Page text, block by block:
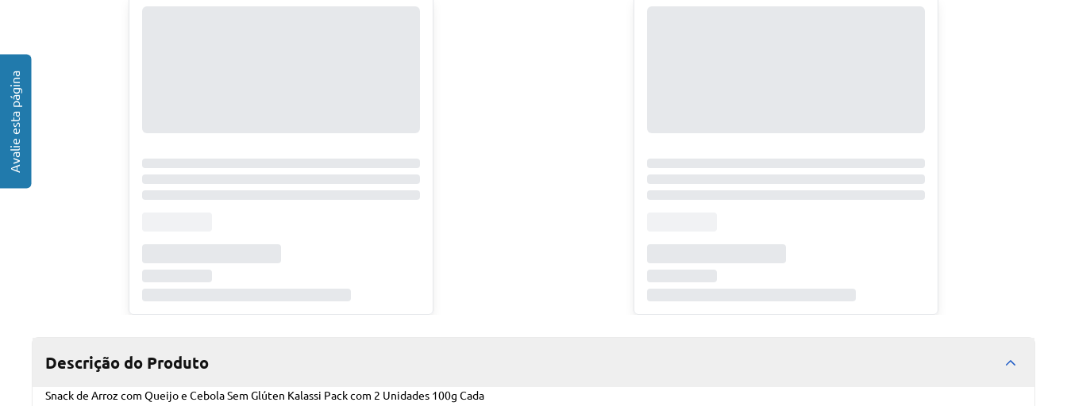
Descrição do Produto
Snack de Arroz com Queijo e Cebola Sem Glúten Kalassi Pack com 2 Unidades 100g Cada